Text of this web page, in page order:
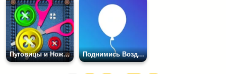
Пуговицы и Ножницы Поднимись Воздушный Шар